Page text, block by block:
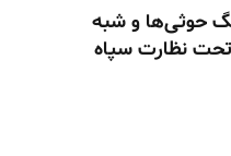
حوثی‌ها و شبه
تحت نظارت سپاه